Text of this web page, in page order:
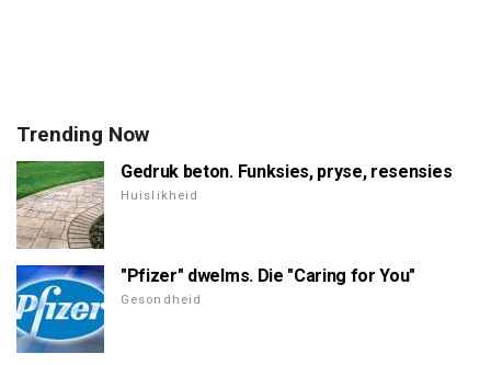
Trending Now
Gedruk beton. Funksies, pryse, resensies
Huislikheid
"Pfizer" dwelms. Die "Caring for You"
Gesondheid